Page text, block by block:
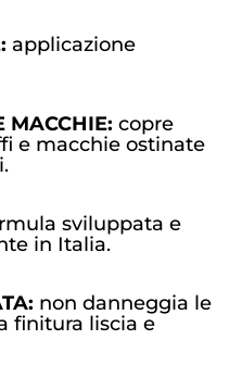
applicazione
MACCHIE: copre
e macchie ostinate
sviluppata e
in Italia.
non danneggia le
finitura liscia e